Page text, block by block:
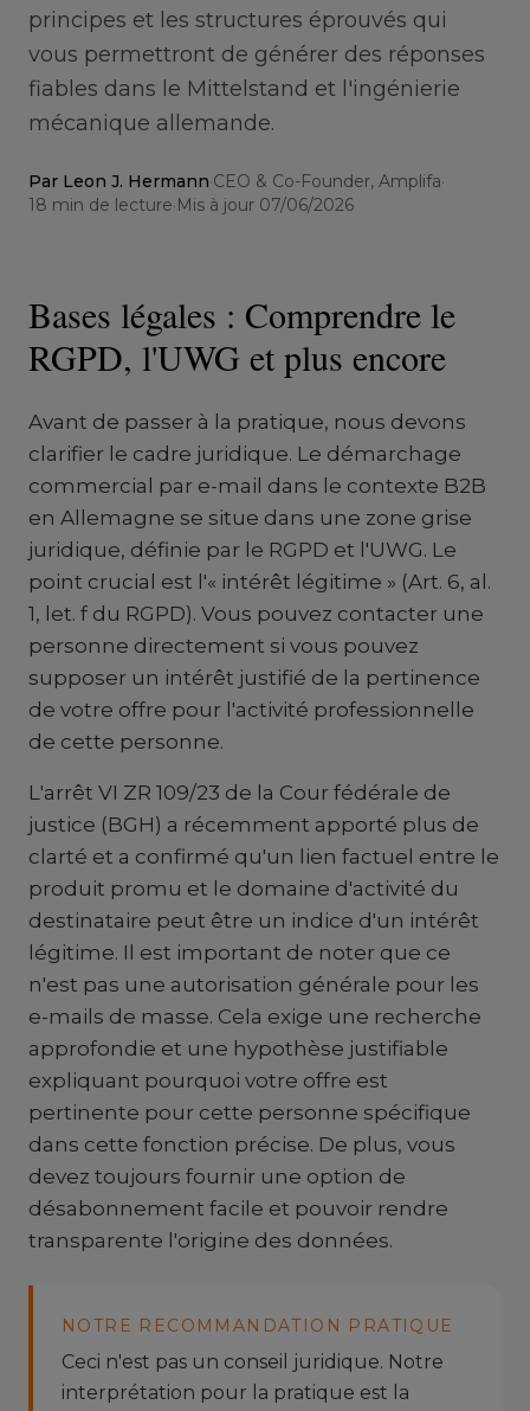
principes et les structures éprouvés qui
vous permettront de générer des réponses
fiables dans le Mittelstand et l'ingénierie
mécanique allemande.
Par Leon J. Hermann·CEO & Co-Founder, Amplifa·
18 min de lecture·Mis à jour 07/06/2026
Bases légales : Comprendre le
RGPD, l'UWG et plus encore
Avant de passer à la pratique, nous devons
clarifier le cadre juridique. Le démarchage
commercial par e-mail dans le contexte B2B
en Allemagne se situe dans une zone grise
juridique, définie par le RGPD et l'UWG. Le
point crucial est l'« intérêt légitime » (Art. 6, al.
1, let. f du RGPD). Vous pouvez contacter une
personne directement si vous pouvez
supposer un intérêt justifié de la pertinence
de votre offre pour l'activité professionnelle
de cette personne.
L'arrêt VI ZR 109/23 de la Cour fédérale de
justice (BGH) a récemment apporté plus de
clarté et a confirmé qu'un lien factuel entre le
produit promu et le domaine d'activité du
destinataire peut être un indice d'un intérêt
légitime. Il est important de noter que ce
n'est pas une autorisation générale pour les
e-mails de masse. Cela exige une recherche
approfondie et une hypothèse justifiable
expliquant pourquoi votre offre est
pertinente pour cette personne spécifique
dans cette fonction précise. De plus, vous
devez toujours fournir une option de
désabonnement facile et pouvoir rendre
transparente l'origine des données.
NOTRE RECOMMANDATION PRATIQUE
Ceci n'est pas un conseil juridique. Notre
interprétation pour la pratique est la